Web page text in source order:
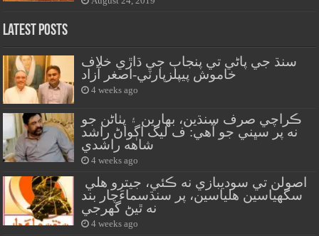
Latest Posts
سنڌ جي پاڻي تي پنجاب جي ڌاڙي خلاف
خاموش پيپلزپارٽي-اصغر آزاد
4 weeks ago
ڪراچي صرف سنڌين، بهارين ۽ پٺاڻن جو
نه پر سڀني جو آهي: ف ليگ اڳواڻ راشد
شاهه راشدي
4 weeks ago
سگهياسين هلياسين، پر سنڌسماءَچار بند
نه ٿيڻ گهرجي
4 weeks ago